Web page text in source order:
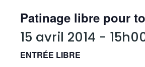
Patinage libre pour
15 avril 2014 -
ENTRÉE LIBRE